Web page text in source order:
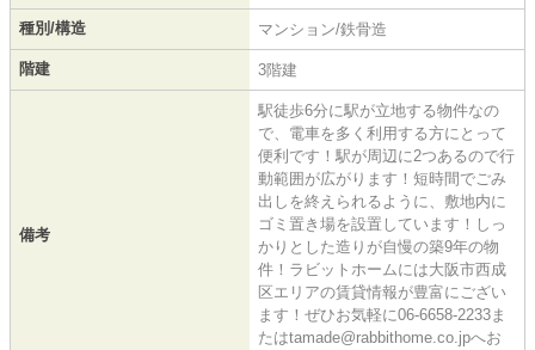
種別/構造 マンション/鉄骨造
階建 3階建
備考
駅徒歩6分に駅が立地する物件なの
で、電車を多く利用する方にとって
便利です！駅が周辺に2つあるので行
動範囲が広がります！短時間でごみ
出しを終えられるように、敷地内に
ゴミ置き場を設置しています！しっ
かりとした造りが自慢の築9年の物
件！ラビットホームには大阪市西成
区エリアの賃貸情報が豊富にござい
ます！ぜひお気軽に06-6658-2233ま
たはtamade@rabbithome.co.jpへお